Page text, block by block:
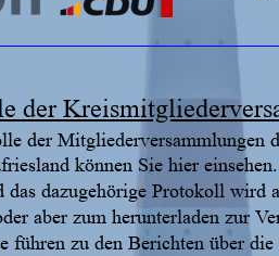
der
der Mitgliederversammlungen
können Sie hier
das dazugehörige Protokoll wird
aber zum herunterladen zur
führen zu den Berichten über